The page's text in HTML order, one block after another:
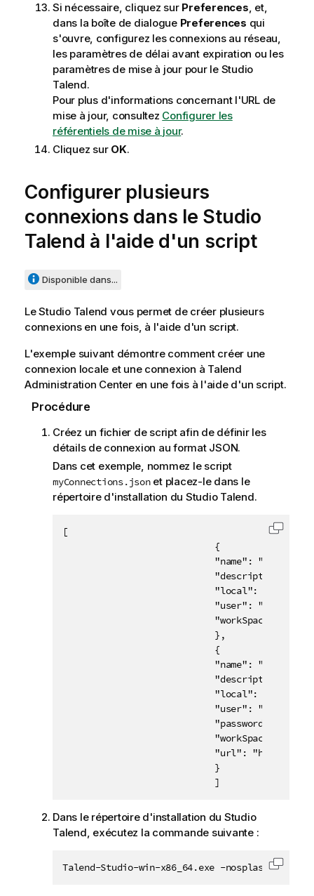
Si nécessaire, cliquez sur Preferences, et,
dans la boîte de dialogue Preferences qui
s'ouvre, configurez les connexions au réseau,
les paramètres de délai avant expiration ou les
paramètres de mise à jour pour le Studio
Talend.
Pour plus d'informations concernant l'URL de
mise à jour, consultez Configurer les
référentiels de mise à jour.
Cliquez sur OK.
Configurer plusieurs
connexions dans le Studio
Talend à l'aide d'un script
Disponible dans...
LeStudio Talend vous permet de créer plusieurs
connexions en une fois, à l'aide d'un script.
L'exemple suivant démontre comment créer une
connexion locale et une connexion à Talend
Administration Centeren une fois à l'aide d'un script.
Procédure
Créez un fichier de script afin de définir les
détails de connexion au format JSON.
Dans cet exemple, nommez le script
myConnections.jsonet placez-le dans le
répertoire d'installation du Studio Talend.
[
                            {
"name":
"description":
                            "local": true,
"user":
"workSpace":
                            },
                            {
"name":
"description":
                            "local": false,
"user":
"password":
"workSpace":
"url": "http://
                            }
                            ]
Copier
Dans le répertoire d'installation du Studio
Talend , exécutez la commande suivante :
Talend-Studio-win-x86_64.exe -nosplash -Copier